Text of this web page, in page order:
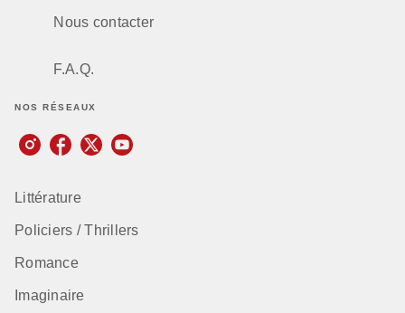
Nous contacter
F.A.Q.
NOS RÉSEAUX
Littérature
Policiers / Thrillers
Romance
Imaginaire